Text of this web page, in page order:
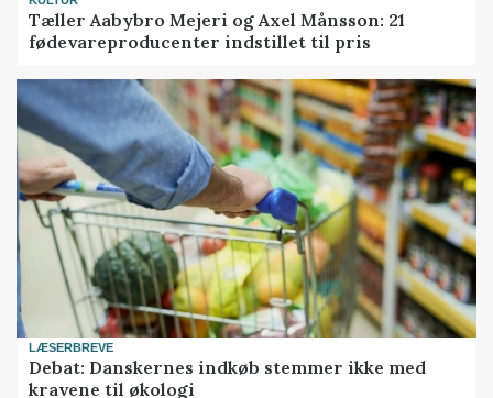
Tæller Aabybro Mejeri og Axel Månsson: 21
fødevareproducenter indstillet til pris
LÆSERBREVE
Debat: Danskernes indkøb stemmer ikke med
kravene til økologi